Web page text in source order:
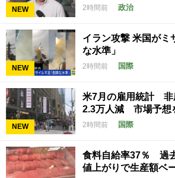
NEW 2時間前 政治
NEW
イラン攻撃 米国がミ
な水準」
2時間前 国際
NEW
米7月の雇用統計 非
2.3万人減 市場予想
2時間前 国際
食料自給率37％ 過
値上がりで生産額ベ